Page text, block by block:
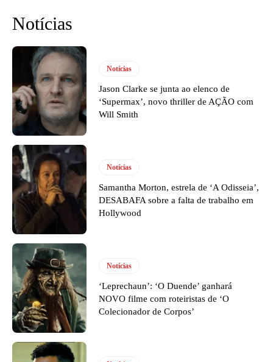
Notícias
Notícias
Jason Clarke se junta ao elenco de
‘Supermax’, novo thriller de AÇÃO com
Will Smith
Notícias
Samantha Morton, estrela de ‘A Odisseia’,
DESABAFA sobre a falta de trabalho em
Hollywood
Notícias
‘Leprechaun’: ‘O Duende’ ganhará
NOVO filme com roteiristas de ‘O
Colecionador de Corpos’